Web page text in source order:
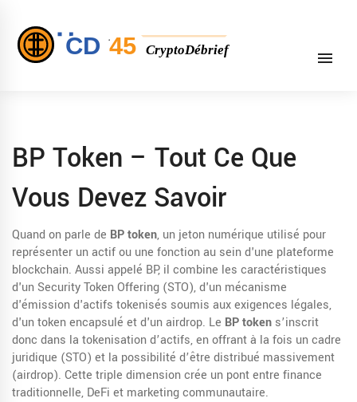
BP Token – Tout Ce Que
Vous Devez Savoir
Quand on parle de BP token, un jeton numérique utilisé pour
représenter un actif ou une fonction au sein d'une plateforme
blockchain. Aussi appelé BP, il combine les caractéristiques
d'unSecurity Token Offering (STO), d'un mécanisme
d'émission d'actifs tokenisés soumis aux exigences légales,
d'untoken encapsulé et d'unairdrop. Le BP token s’inscrit
donc dans la tokenisation d’actifs, en offrant à la fois un cadre
juridique (STO) et la possibilité d’être distribué massivement
(airdrop). Cette triple dimension crée un pont entre finance
traditionnelle, DeFi et marketing communautaire.